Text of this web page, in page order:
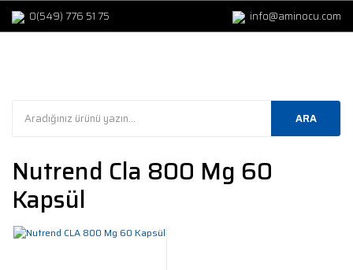
0(549) 776 51 75 info@aminocu.com
ARA
Nutrend Cla 800 Mg 60
Kapsül